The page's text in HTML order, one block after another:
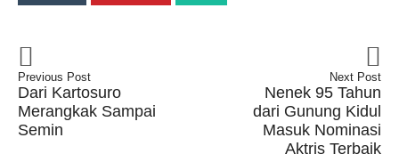
Previous Post
Dari Kartosuro
Merangkak Sampai
Semin
Next Post
Nenek 95 Tahun
dari Gunung Kidul
Masuk Nominasi
Aktris Terbaik